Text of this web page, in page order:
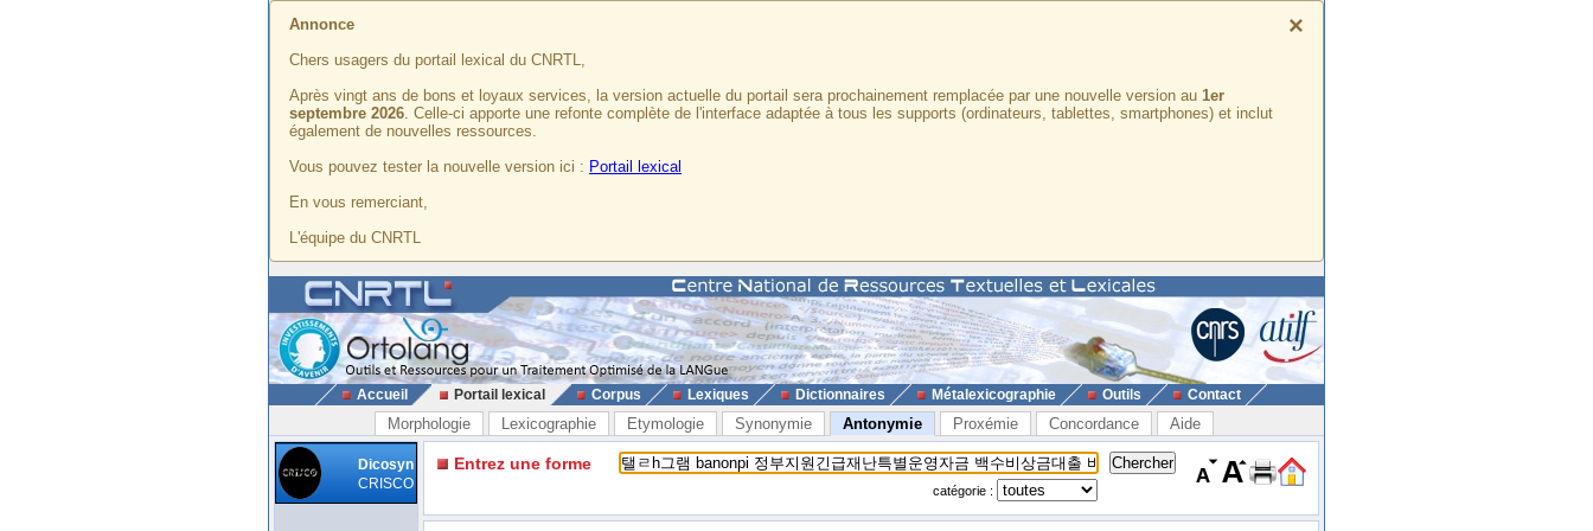
×
Annonce
Chers usagers du portail lexical du CNRTL,
Après vingt ans de bons et loyaux services, la version actuelle du portail sera prochainement remplacée par une nouvelle version au 1er
septembre 2026. Celle-ci apporte une refonte complète de l'interface adaptée à tous les supports (ordinateurs, tablettes, smartphones) et inclut
également de nouvelles ressources.
Vous pouvez tester la nouvelle version ici : Portail lexical
En vous remerciant,
L'équipe du CNRTL
Accueil Portail lexical Corpus Lexiques Dictionnaires Métalexicographie Outils Contact
Morphologie Lexicographie Etymologie Synonymie Antonymie Proxémie Concordance Aide
Dicosyn
CRISCO
Entrez une forme
catégorie :